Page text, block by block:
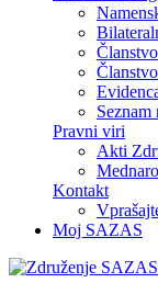
Pravni viri
Akti
Kontakt
Moj SAZAS